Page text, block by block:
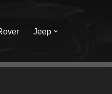
Jeep